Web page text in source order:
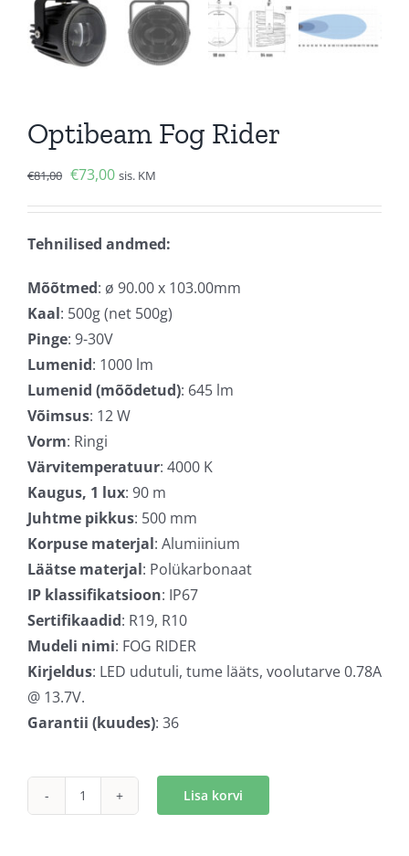
Optibeam Fog Rider
€81,00 Algne
€81,00.
€73,00Current
€73,00.
sis. KM
Tehnilised andmed:
Mõõtmed: ø 90.00 x 103.00mm
Kaal: 500g (net 500g)
Pinge: 9-30V
Lumenid: 1000 lm
Lumenid (mõõdetud): 645 lm
Võimsus: 12 W
Vorm: Ringi
Värvitemperatuur: 4000 K
Kaugus, 1 lux: 90 m
Juhtme pikkus: 500 mm
Korpuse materjal: Alumiinium
Läätse materjal: Polükarbonaat
IP klassifikatsioon: IP67
Sertifikaadid: R19, R10
Mudeli nimi: FOG RIDER
Kirjeldus: LED udutuli, tume lääts, voolutarve 0.78A
@ 13.7V.
Garantii (kuudes): 36
Optibeam
Lisa korvi